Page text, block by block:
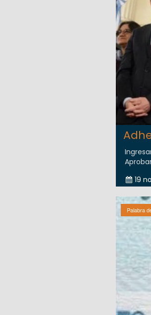
19
Palabra